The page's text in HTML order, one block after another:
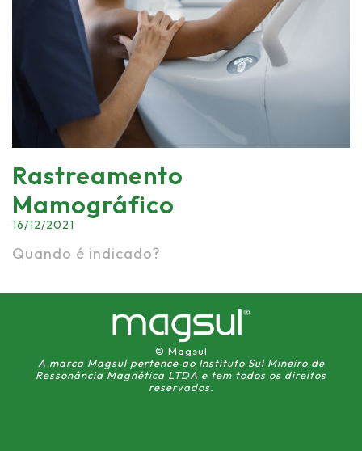
Rastreamento
Mamográfico
16/12/2021
Quando é indicado?
© Magsul
A marca Magsul pertence ao Instituto Sul Mineiro de
Ressonância Magnética LTDA e tem todos os direitos
reservados.